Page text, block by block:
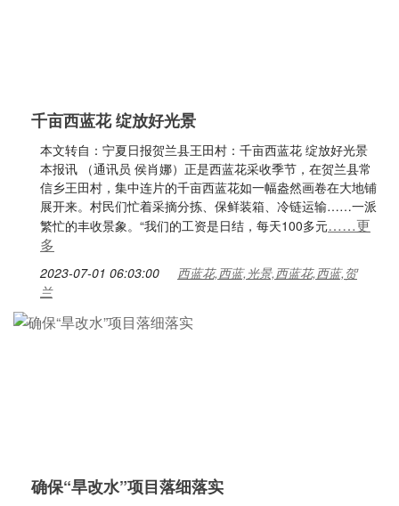
千亩西蓝花 绽放好光景
本文转自：宁夏日报贺兰县王田村：千亩西蓝花 绽放好光景
本报讯 （通讯员 侯肖娜）正是西蓝花采收季节，在贺兰县常
信乡王田村，集中连片的千亩西蓝花如一幅盎然画卷在大地铺
展开来。村民们忙着采摘分拣、保鲜装箱、冷链运输……一派
繁忙的丰收景象。“我们的工资是日结，每天100多元……更
多
2023-07-01 06:03:00
西蓝花,西蓝,光景,西蓝花,西蓝,贺
兰
确保“旱改水”项目落细落实